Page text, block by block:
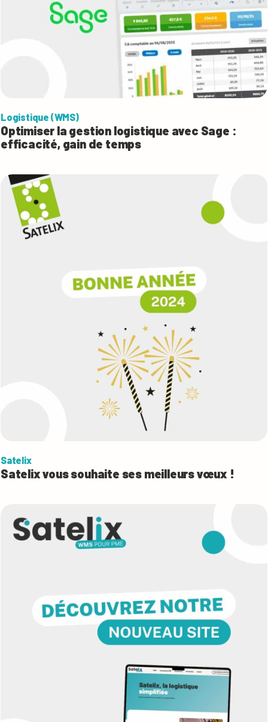
Logistique (WMS)
Optimiser la gestion logistique avec Sage :
efficacité, gain de temps
Satelix
Satelix vous souhaite ses meilleurs vœux !